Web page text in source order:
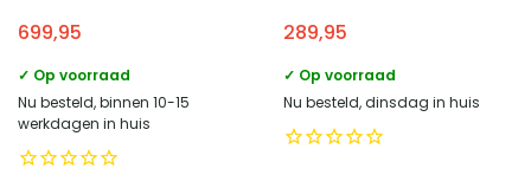
699,95
✓ Op voorraad
Nu besteld, binnen 10-15
werkdagen in huis
Zwart
289,95
✓ Op voorraad
Nu besteld, dinsdag in huis